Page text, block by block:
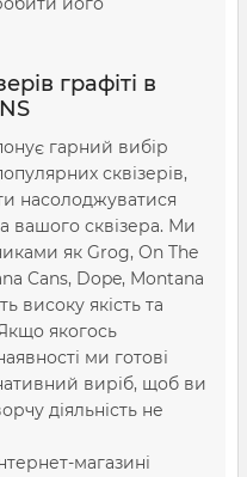
графіті в
гарний вибір
сквізерів,
насолоджуватися
вашого сквізера. Ми
як Grog, On The
Cans, Dope, Montana
високу якість та
якогось
ми готові
виріб, щоб ви
діяльність не
магазині